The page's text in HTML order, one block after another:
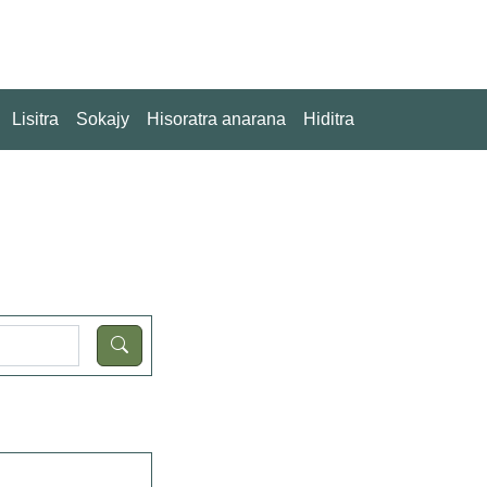
Lisitra Sokajy Hisoratra anarana Hiditra